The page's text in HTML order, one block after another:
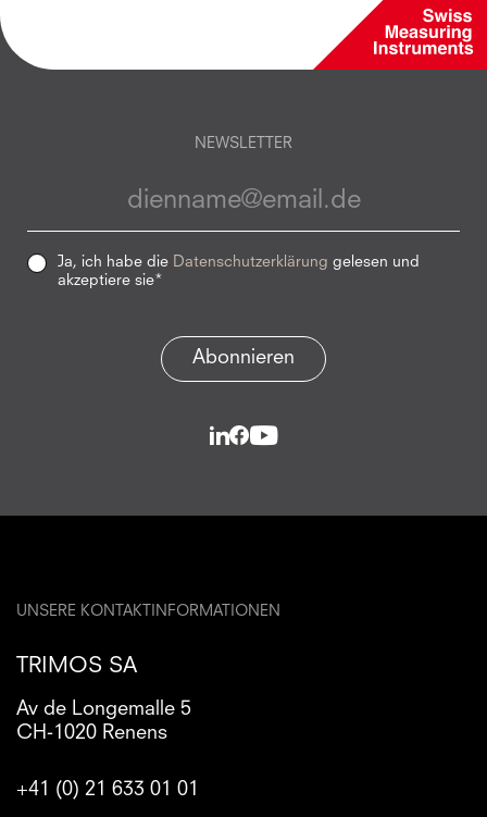
NEWSLETTER
Ja, ich habe die Datenschutzerklärung gelesen und
akzeptiere sie*
Abonnieren
UNSERE KONTAKTINFORMATIONEN
TRIMOS SA
Av de Longemalle 5
CH-1020 Renens
+41 (0) 21 633 01 01